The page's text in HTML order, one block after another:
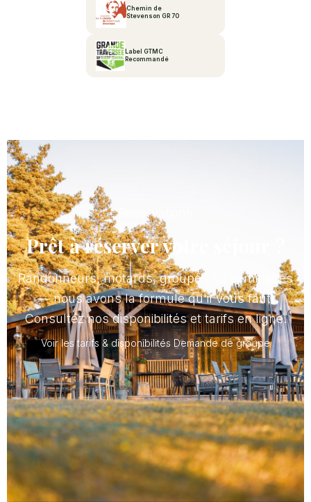
Chemin de
Stevenson GR 70
Label GTMC
Recommandé
Réservations
Prêt à réserver votre séjour ?
Randonneurs, motards, groupes ou séminaires
— nous avons la formule qu'il vous faut.
Consultez nos disponibilités et tarifs en ligne.
Voir les tarifs & disponibilités Demande de groupe